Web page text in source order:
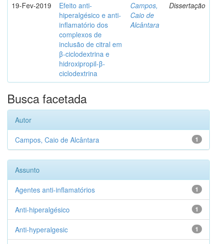
19-Fev-2019
Efeito anti-
hiperalgésico e anti-
inflamatório dos
complexos de
inclusão de citral em
β-ciclodextrina e
hidroxipropil-β-
ciclodextrina
Campos,
Caio de
Alcântara
Dissertação
Busca facetada
Autor
1
Campos, Caio de Alcântara
Assunto
1
Agentes anti-inflamatórios
1
Anti-hiperalgésico
1
Anti-hyperalgesic